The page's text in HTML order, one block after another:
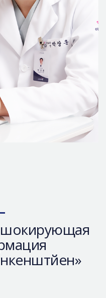
шокирующая